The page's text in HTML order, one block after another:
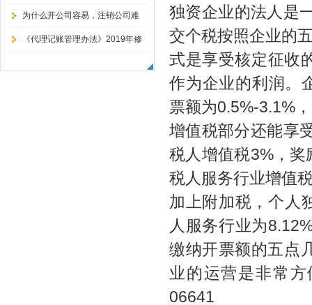
暂停办理注销手续！
为什么开公司容易，注销公司难
呢？-大连公司注销说！
《代理记账管理办法》2019年修
独资企业的法人是
交个税按照企业的
式是享受核定征收
作为企业的利润。
票额为0.5%-3.1%
增值税部分还能享
税人增值税3%，
税人服务行业增值
加上附加税，个人
人服务行业为
缴纳开票额的五点
业的运营是非常
06641